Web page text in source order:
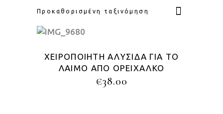
Προκαθορισμένη ταξινόμηση
ΧΕΙΡΟΠΟΊΗΤΗ ΑΛΥΣΊΔΑ ΓΙΑ ΤΟ
ΛΑΙΜΌ ΑΠΌ ΟΡΕΊΧΑΛΚΟ
€38.00